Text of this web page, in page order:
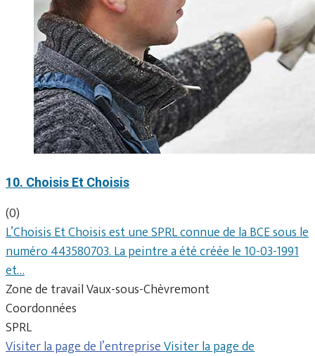
10. Choisis Et Choisis
(0)
L’Choisis Et Choisis est une SPRL connue de la BCE sous le
numéro 443580703. La peintre a été créée le 10-03-1991
et…
Zone de travail Vaux-sous-Chèvremont
Coordonnées
SPRL
Visiter la page de l’entrepriseVisiter la page de